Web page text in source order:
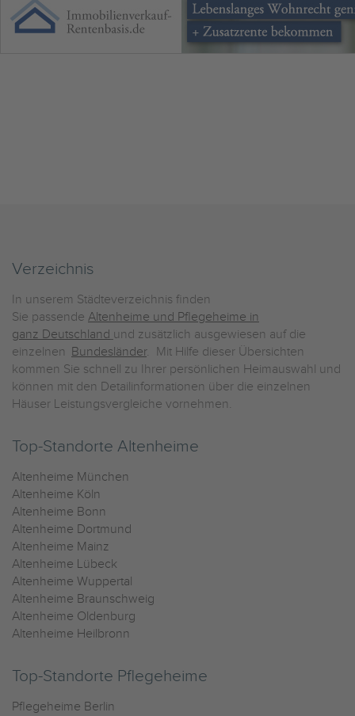
Verzeichnis
In unserem Städteverzeichnis finden
Sie passende Altenheime und Pflegeheime in
ganz Deutschland und zusätzlich ausgewiesen auf die
einzelnen Bundesländer. Mit Hilfe dieser Übersichten
kommen Sie schnell zu Ihrer persönlichen Heimauswahl und
können mit den Detailinformationen über die einzelnen
Häuser Leistungsvergleiche vornehmen.
Top-Standorte Altenheime
Altenheime München
Altenheime Köln
Altenheime Bonn
Altenheime Dortmund
Altenheime Mainz
Altenheime Lübeck
Altenheime Wuppertal
Altenheime Braunschweig
Altenheime Oldenburg
Altenheime Heilbronn
Top-Standorte Pflegeheime
Pflegeheime Berlin